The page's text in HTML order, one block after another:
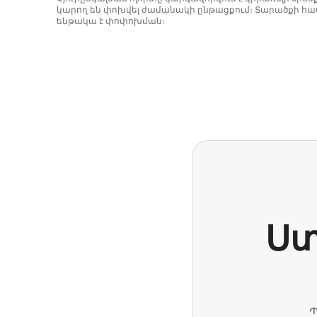
կարող են փոխվել ժամանակի ընթացքում։ Տարածքի
ենթակա է փոփոխման։